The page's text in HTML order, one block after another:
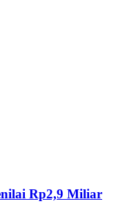
Rp2,9 Miliar